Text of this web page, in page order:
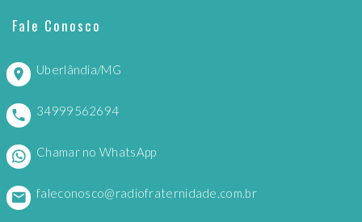
Fale Conosco
Uberlândia/MG
34999562694
Chamar no WhatsApp
faleconosco@radiofraternidade.com.br